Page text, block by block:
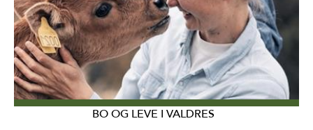
BO OG LEVE I VALDRES